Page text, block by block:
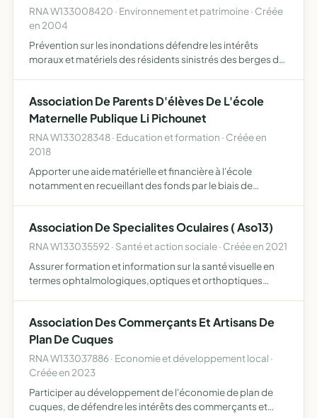
RNA W133008420 · Environnement et patrimoine · Créée
en 2004
Prévention sur les inondations défendre les intérêts
moraux et matériels des résidents sinistrés des berges du
Association De Parents D'élèves De L'école
Maternelle Publique Li Pichounet
RNA W133028348 · Education et formation · Créée en
2018
Apporter une aide matérielle et financière à l'école
notamment en recueillant des fonds par le biais de
de créer …
Association De Specialites Oculaires ( Aso13)
RNA W133035592 · Santé et action sociale · Créée en 2021
Assurer formation et information sur la santé visuelle en
termes ophtalmologiques,optiques et orthoptiques
de la prise en charge en santé visuelle du gran…
Association Des Commerçants Et Artisans De
Plan De Cuques
RNA W133037886 · Economie et développement local ·
Créée en 2023
Participer au développement de l'économie de plan de
cuques, de défendre les intérêts des commerçants et